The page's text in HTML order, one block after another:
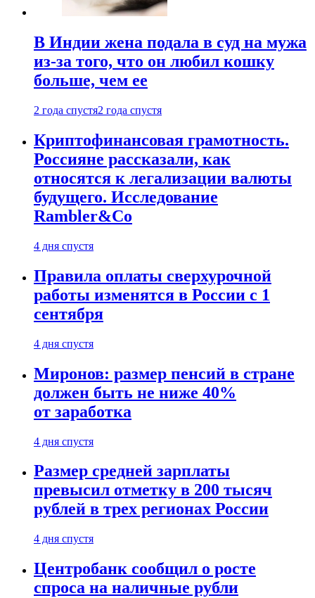
В Индии жена подала в суд на мужа
из-за того, что он любил кошку
больше, чем ее
2 года спустя2 года спустя
Криптофинансовая грамотность.
Россияне рассказали, как
относятся к легализации валюты
будущего. Исследование
Rambler&Co
4 дня спустя
Правила оплаты сверхурочной
работы изменятся в России с 1
сентября
4 дня спустя
Миронов: размер пенсий в стране
должен быть не ниже 40%
от заработка
4 дня спустя
Размер средней зарплаты
превысил отметку в 200 тысяч
рублей в трех регионах России
4 дня спустя
Центробанк сообщил о росте
спроса на наличные рубли